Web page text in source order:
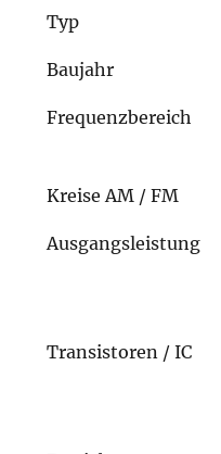
Typ
Baujahr
Frequenzbereich
Kreise AM / FM
Ausgangsleistung
Transistoren / IC